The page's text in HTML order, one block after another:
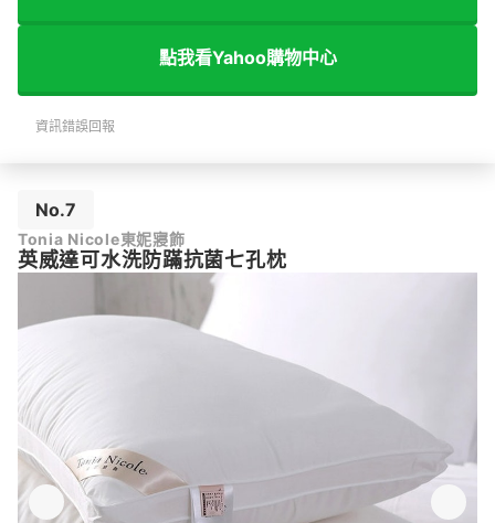
點我看Yahoo購物中心
資訊錯誤回報
No.7
Tonia Nicole東妮寢飾
英威達可水洗防蹣抗菌七孔枕